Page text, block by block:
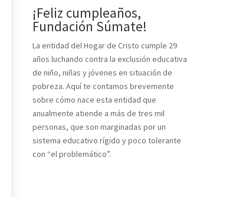
¡Feliz cumpleaños,
Fundación Súmate!
La entidad del Hogar de Cristo cumple 29
años luchando contra la exclusión educativa
de niño, niñas y jóvenes en situación de
pobreza. Aquí te contamos brevemente
sobre cómo nace esta entidad que
anualmente atiende a más de tres mil
personas, que son marginadas por un
sistema educativo rígido y poco tolerante
con “el problemático”.